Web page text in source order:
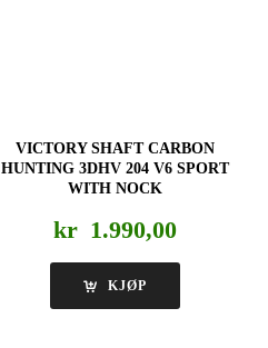
VICTORY SHAFT CARBON
HUNTING 3DHV 204 V6 SPORT
WITH NOCK
kr 1.990,00
KJØP